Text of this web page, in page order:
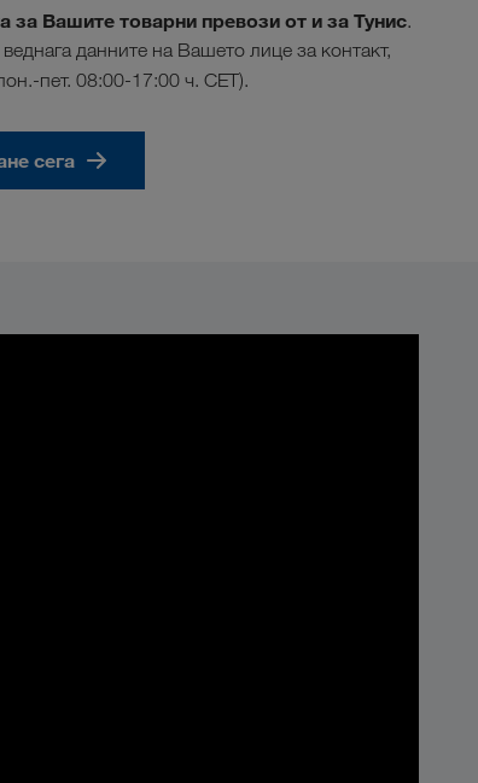
Вашите товарни превози от и за Тунис.
данните на Вашето лице за контакт,
пет. 08:00-17:00 ч. CET).
сега